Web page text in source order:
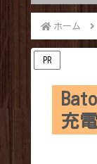
ホーム
PR
充